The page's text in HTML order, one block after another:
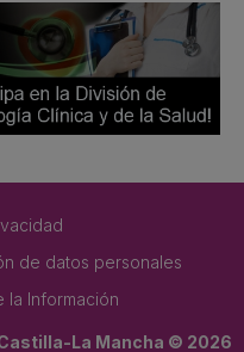
de datos personales
la Información
La Mancha © 2026